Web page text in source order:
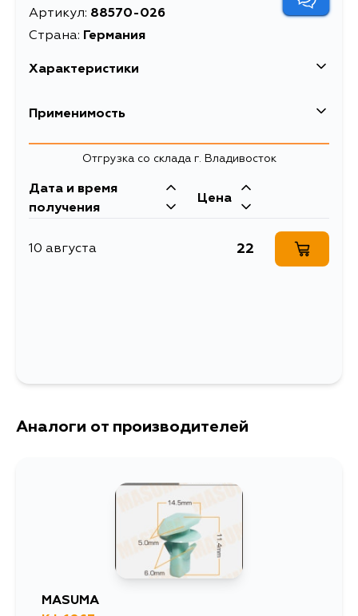
Артикул: 88570-026
Страна: Германия
Характеристики
EAN-13
Длина упаковки, мм 80
Масса, кг 0.006
Ширина упаковки, мм
Применимость
HondaОтгрузка со склада г. Владивосток
Дата и время
получения
Цена
10 августа 22
Аналоги от производителей
MASUMA